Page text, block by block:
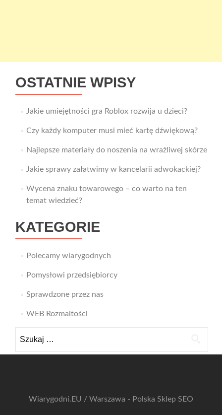
OSTATNIE WPISY
Jakie umiejętności gra Roblox rozwija u dzieci?
Czy każdy komputer musi mieć kartę dźwiękową?
Najlepsze materiały do noszenia na wrażliwej skórze
Jakie sprawy załatwimy w kancelarii adwokackiej?
Wycena znaku towarowego – co warto na ten
temat wiedzieć?
KATEGORIE
Polecamy wiarygodnych
Pomysłowi przedsiębiorcy
Sprawdzone przez nas
WEB Rozmaitości
Wiarygodni.EU / Warszawa - Polska Sklep SEO